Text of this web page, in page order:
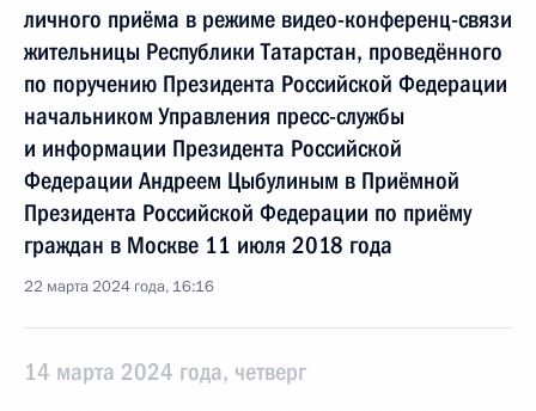
личного приёма в режиме видео-конференц-связи
жительницы Республики Татарстан, проведённого
по поручению Президента Российской Федерации
начальником Управления пресс-службы
и информации Президента Российской
Федерации Андреем Цыбулиным в Приёмной
Президента Российской Федерации по приёму
граждан в Москве 11 июля 2018 года
22 марта 2024 года, 16:16
14 марта 2024 года, четверг